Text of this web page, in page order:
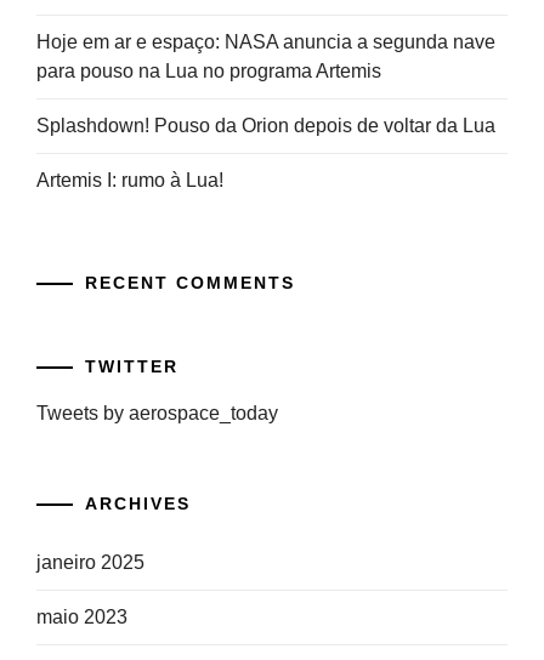
Hoje em ar e espaço: NASA anuncia a segunda nave
para pouso na Lua no programa Artemis
Splashdown! Pouso da Orion depois de voltar da Lua
Artemis I: rumo à Lua!
RECENT COMMENTS
TWITTER
Tweets by aerospace_today
ARCHIVES
janeiro 2025
maio 2023